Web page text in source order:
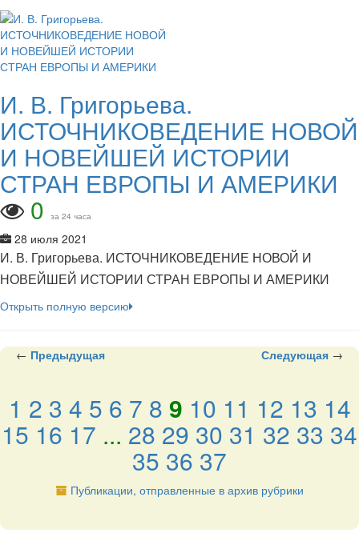
И. В. Григорьева.
ИСТОЧНИКОВЕДЕНИЕ НОВОЙ
И НОВЕЙШЕЙ ИСТОРИИ
СТРАН ЕВРОПЫ И АМЕРИКИ
0 за 24 часа
28 июля 2021
И. В. Григорьева. ИСТОЧНИКОВЕДЕНИЕ НОВОЙ И
НОВЕЙШЕЙ ИСТОРИИ СТРАН ЕВРОПЫ И АМЕРИКИ
Открыть полную версию
← Предыдущая Следующая →
1 2 3 4 5 6 7 8 9 10 11 12 13 14
15 16 17 ... 28 29 30 31 32 33 34
35 36 37
Публикации, отправленные в архив рубрики